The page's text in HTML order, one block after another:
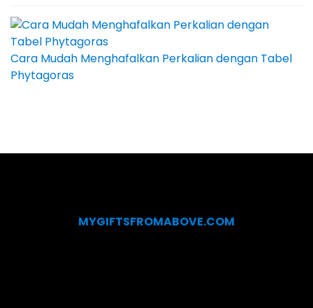
Cara Mudah Menghafalkan Perkalian dengan Tabel
Phytagoras
MYGIFTSFROMABOVE.COM